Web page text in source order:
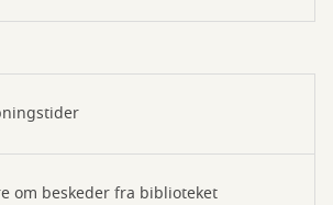
om beskeder fra biblioteket